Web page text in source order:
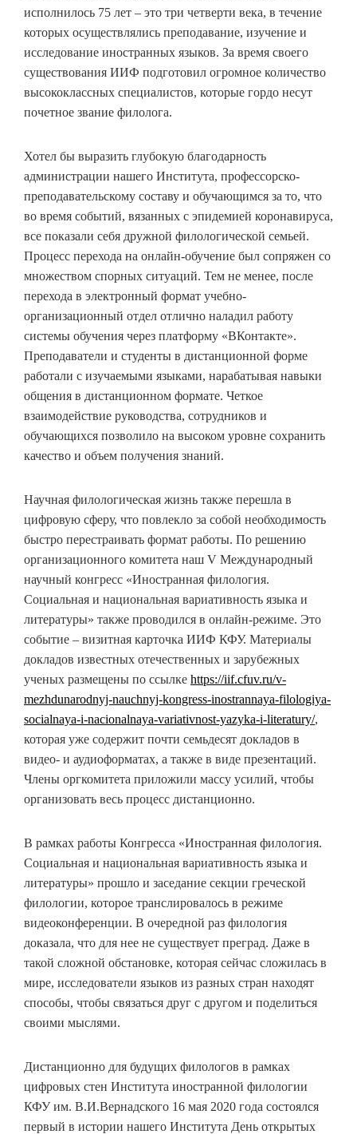
исполнилось 75 лет – это три четверти века, в течение
которых осуществлялись преподавание, изучение и
исследование иностранных языков. За время своего
существования ИИФ подготовил огромное количество
высококлассных специалистов, которые гордо несут
почетное звание филолога.
Хотел бы выразить глубокую благодарность
администрации нашего Института, профессорско-
преподавательскому составу и обучающимся за то, что
во время событий, вязанных с эпидемией коронавируса,
все показали себя дружной филологической семьей.
Процесс перехода на онлайн-обучение был сопряжен со
множеством спорных ситуаций. Тем не менее, после
перехода в электронный формат учебно-
организационный отдел отлично наладил работу
системы обучения через платформу «ВКонтакте».
Преподаватели и студенты в дистанционной форме
работали с изучаемыми языками, нарабатывая навыки
общения в дистанционном формате. Четкое
взаимодействие руководства, сотрудников и
обучающихся позволило на высоком уровне сохранить
качество и объем получения знаний.
Научная филологическая жизнь также перешла в
цифровую сферу, что повлекло за собой необходимость
быстро перестраивать формат работы. По решению
организационного комитета наш V Международный
научный конгресс «Иностранная филология.
Социальная и национальная вариативность языка и
литературы» также проводился в онлайн-режиме. Это
событие – визитная карточка ИИФ КФУ. Материалы
докладов известных отечественных и зарубежных
ученых размещены по ссылке https://iif.cfuv.ru/v-
mezhdunarodnyj-nauchnyj-kongress-inostrannaya-filologiya-
socialnaya-i-nacionalnaya-variativnost-yazyka-i-literatury/,
которая уже содержит почти семьдесят докладов в
видео- и аудиоформатах, а также в виде презентаций.
Члены оргкомитета приложили массу усилий, чтобы
организовать весь процесс дистанционно.
В рамках работы Конгресса «Иностранная филология.
Социальная и национальная вариативность языка и
литературы» прошло и заседание секции греческой
филологии, которое транслировалось в режиме
видеоконференции. В очередной раз филология
доказала, что для нее не существует преград. Даже в
такой сложной обстановке, которая сейчас сложилась в
мире, исследователи языков из разных стран находят
способы, чтобы связаться друг с другом и поделиться
своими мыслями.
Дистанционно для будущих филологов в рамках
цифровых стен Института иностранной филологии
КФУ им. В.И.Вернадского 16 мая 2020 года состоялся
первый в истории нашего Института День открытых